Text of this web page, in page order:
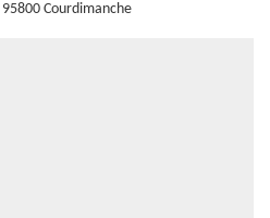
Courdimanche